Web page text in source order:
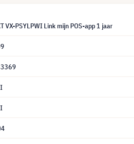
VX-PSYLPWI Link mijn POS-app 1 jaar